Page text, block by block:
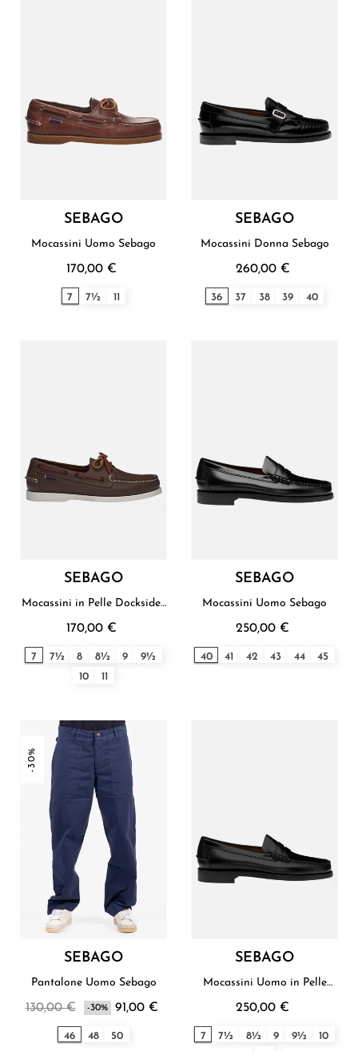
SEBAGO
Mocassini Uomo Sebago
170,00 €
7 7½ 11
SEBAGO
Mocassini Donna Sebago
260,00 €
36 37 38 39 40
SEBAGO
Mocassini in Pelle Docksides
170,00 €
7 7½ 8 8½ 9
9½
10
11
SEBAGO
Mocassini Uomo Sebago
250,00 €
40 41 42 43 44 45
-30%
SEBAGO
Pantalone Uomo Sebago
130,00 € -30% 91,00 €
46 48 50
SEBAGO
Mocassini Uomo in Pelle
250,00 €
7 7½ 8½ 9 9½ 10